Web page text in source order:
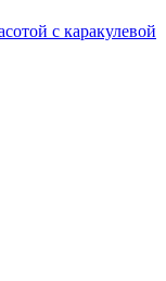
с каракулевой